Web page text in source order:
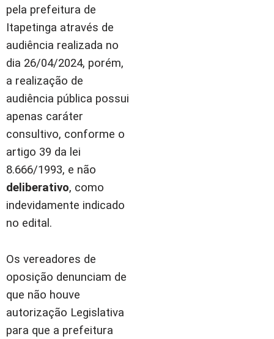
pela prefeitura de
Itapetinga através de
audiência realizada no
dia 26/04/2024, porém,
a realização de
audiência pública possui
apenas caráter
consultivo, conforme o
artigo 39 da lei
8.666/1993, e não
deliberativo, como
indevidamente indicado
no edital.
Os vereadores de
oposição denunciam de
que não houve
autorização Legislativa
para que a prefeitura